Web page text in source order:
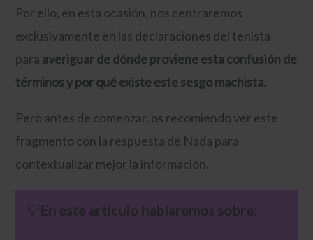
Por ello, en esta ocasión, nos centraremos
exclusivamente en las declaraciones del tenista
para averiguar de dónde proviene esta confusión de
términos y por qué existe este sesgo machista.
Pero antes de comenzar, os recomiendo ver este
fragmento con la respuesta de Nada para
contextualizar mejor la información.
💡​En este artículo hablaremos sobre: